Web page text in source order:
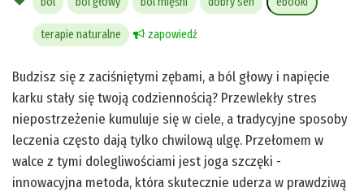
terapie naturalne zapowiedź
Budzisz się z zaciśniętymi zębami, a ból głowy i napięcie
karku stały się twoją codziennością? Przewlekły stres
niepostrzeżenie kumuluje się w ciele, a tradycyjne sposoby
leczenia często dają tylko chwilową ulgę. Przełomem w
walce z tymi dolegliwościami jest joga szczęki -
innowacyjna metoda, która skutecznie uderza w prawdziwą